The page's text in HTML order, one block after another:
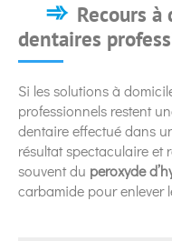
Recours
dentaires
Si les solutions à
professionnels restent
dentaire effectué dans
résultat spectaculaire et
souvent du peroxyde
carbamide pour enlever